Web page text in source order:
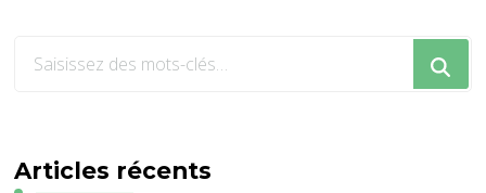
?
Articles récents